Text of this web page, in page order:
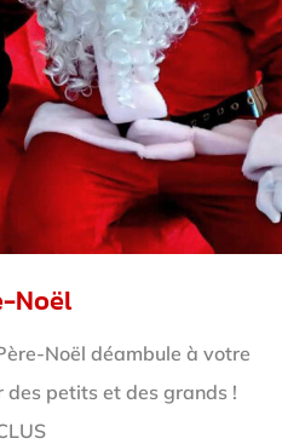
Noël
Noël déambule à votre
des petits et des grands !